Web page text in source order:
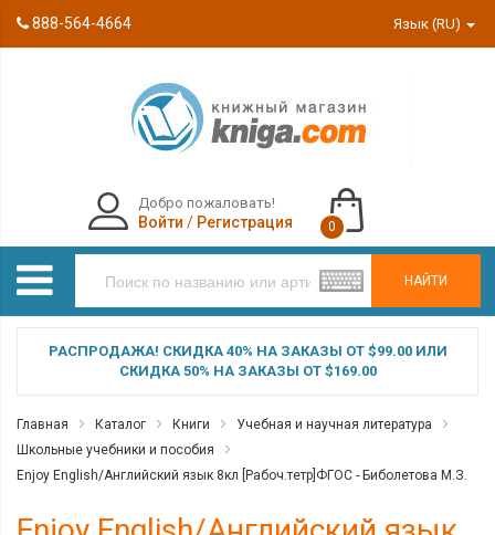
888-564-4664 Язык (RU)
НАЙТИ
Добро пожаловать!
Войти / Регистрация 0
РАСПРОДАЖА! СКИДКА 40% НА ЗАКАЗЫ ОТ $99.00 ИЛИ
СКИДКА 50% НА ЗАКАЗЫ ОТ $169.00
Главная Каталог Книги
Учебная и научная литература
Школьные учебники и пособия
Enjoy English/Английский язык 8кл [Рабоч.тетр]ФГОС - Биболетова М.З.